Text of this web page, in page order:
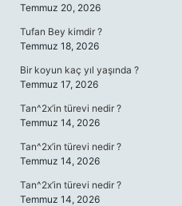
Temmuz 20, 2026
Tufan Bey kimdir ?
Temmuz 18, 2026
Bir koyun kaç yıl yaşında ?
Temmuz 17, 2026
Tan^2x’in türevi nedir ?
Temmuz 14, 2026
Tan^2x’in türevi nedir ?
Temmuz 14, 2026
Tan^2x’in türevi nedir ?
Temmuz 14, 2026